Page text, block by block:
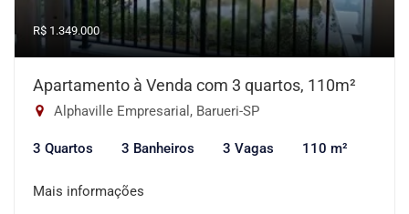
R$ 1.349.000
Apartamento à Venda com 3 quartos, 110m²
Alphaville Empresarial, Barueri-SP
3 Quartos 3 Banheiros 3 Vagas 110 m²
Mais informações